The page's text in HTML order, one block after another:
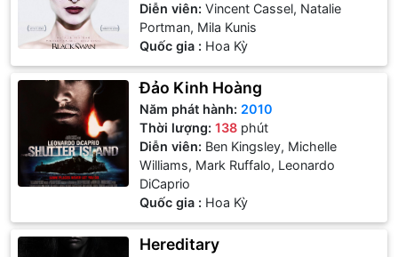
Diễn viên:Vincent Cassel, Natalie
Portman, Mila Kunis
Quốc gia : Hoa Kỳ
Đảo Kinh Hoàng
Năm phát hành: 2010
Thời lượng:138 phút
Diễn viên: Ben Kingsley, Michelle
Williams, Mark Ruffalo, Leonardo
DiCaprio
Quốc gia : Hoa Kỳ
Hereditary